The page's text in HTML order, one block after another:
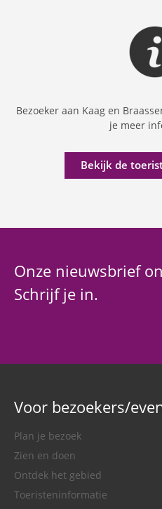
Bezoeker aan Kaag en
je meer
Bekijk de
Onze nieuwsbrief
Schrijf je in.
Voor bezoekers/
Plan je bezoek
Zien en doen
Ontdek het gebied
Toeristeninformatie